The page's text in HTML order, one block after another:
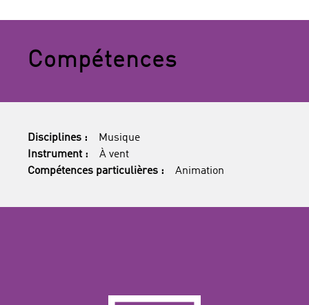
Compétences
Disciplines :
Musique
Instrument :
À vent
Compétences particulières :
Animation